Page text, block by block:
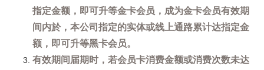
指定金额，即可升等金卡会员，成为金卡会员有效期
间内於，本公司指定的实体或线上通路累计达指定金
额，即可升等黑卡会员。
有效期间届期时，若会员卡消费金额或消费次数未达